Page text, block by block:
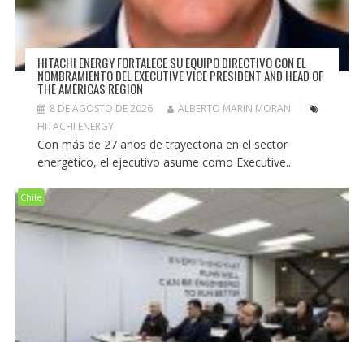
HITACHI ENERGY FORTALECE SU EQUIPO DIRECTIVO CON EL
NOMBRAMIENTO DEL EXECUTIVE VICE PRESIDENT AND HEAD OF
THE AMERICAS REGION
8 DE AGOSTO DE 2026
ALBERTO MARIN MORAN
HITACHI ENERGY
Con más de 27 años de trayectoria en el sector
energético, el ejecutivo asume como Executive...
Chile